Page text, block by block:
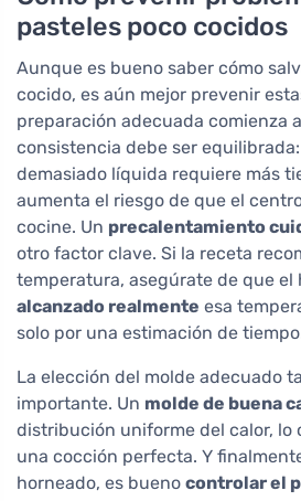
pasteles poco cocidos
Aunque es bueno saber cómo
cocido, es aún mejor prevenir
preparación adecuada comienza
consistencia debe ser
demasiado líquida requiere más
aumenta el riesgo de que el
cocine. Un precalentamiento
otro factor clave. Si la receta
temperatura, asegúrate de que el
alcanzado realmente esa
solo por una estimación de
La elección del molde adecuado
importante. Un molde de buena
distribución uniforme del calor, lo
una cocción perfecta. Y
horneado, es bueno controlar el